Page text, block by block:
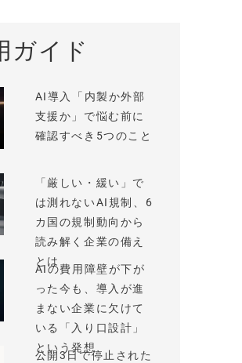
ガイド
AI導入「内製か外部
支援か」で悩む前に
確認すべき5つのこと
「厳しい・緩い」で
は測れないAI規制、6
カ国の規制動向から
読み解く企業の備え
とは
AIの費用障壁が下が
った今も、導入が進
まない企業に欠けて
いる「入り口設計」
という発想
公開3日で停止された